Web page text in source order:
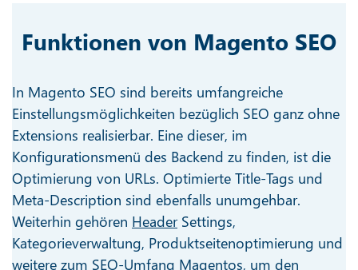
Funktionen von Magento SEO
In Magento SEO sind bereits umfangreiche
Einstellungsmöglichkeiten bezüglich SEO ganz ohne
Extensions realisierbar. Eine dieser, im
Konfigurationsmenü des Backend zu finden, ist die
Optimierung von URLs. Optimierte Title-Tags und
Meta-Description sind ebenfalls unumgehbar.
Weiterhin gehören HeaderSettings,
Kategorieverwaltung, Produktseitenoptimierung und
weitere zum SEO-Umfang Magentos, um den